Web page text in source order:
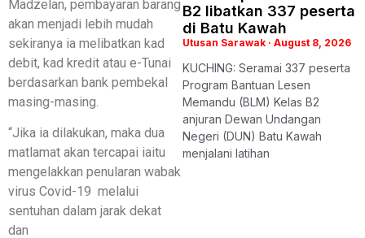
Madzelan, pembayaran barang
akan menjadi lebih mudah
sekiranya ia melibatkan kad
debit, kad kredit atau e-Tunai
berdasarkan bank pembekal
masing-masing.
“Jika ia dilakukan, maka dua
matlamat akan tercapai iaitu
mengelakkan penularan wabak
virus Covid-19 melalui
sentuhan dalam jarak dekat
dan
B2 libatkan 337 peserta
di Batu Kawah
Utusan Sarawak August 8, 2026
KUCHING: Seramai 337 peserta
Program Bantuan Lesen
Memandu (BLM) Kelas B2
anjuran Dewan Undangan
Negeri (DUN) Batu Kawah
menjalani latihan